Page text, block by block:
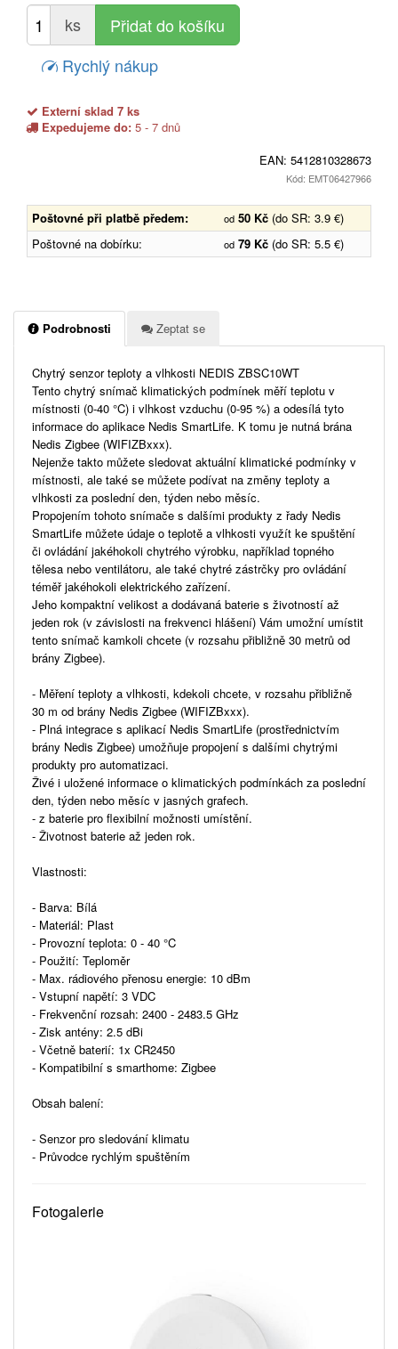
ks
Rychlý nákup
Externí sklad 7 ks
Expedujeme do: 5 - 7 dnů
EAN: 5412810328673
Kód: EMT06427966
Poštovné při platbě předem: od 50 Kč (do SR: 3.9 €)
Poštovné na dobírku:
od 79 Kč (do SR: 5.5 €)
Podrobnosti Zeptat se
Chytrý senzor teploty a vlhkosti NEDIS ZBSC10WT
Tento chytrý snímač klimatických podmínek měří teplotu v
místnosti (0-40 °C) i vlhkost vzduchu (0-95 %) a odesílá tyto
informace do aplikace Nedis SmartLife. K tomu je nutná brána
Nedis Zigbee (WIFIZBxxx).
Nejenže takto můžete sledovat aktuální klimatické podmínky v
místnosti, ale také se můžete podívat na změny teploty a
vlhkosti za poslední den, týden nebo měsíc.
Propojením tohoto snímače s dalšími produkty z řady Nedis
SmartLife můžete údaje o teplotě a vlhkosti využít ke spuštění
či ovládání jakéhokoli chytrého výrobku, například topného
tělesa nebo ventilátoru, ale také chytré zástrčky pro ovládání
téměř jakéhokoli elektrického zařízení.
Jeho kompaktní velikost a dodávaná baterie s životností až
jeden rok (v závislosti na frekvenci hlášení) Vám umožní umístit
tento snímač kamkoli chcete (v rozsahu přibližně 30 metrů od
brány Zigbee).
- Měření teploty a vlhkosti, kdekoli chcete, v rozsahu přibližně
30 m od brány Nedis Zigbee (WIFIZBxxx).
- Plná integrace s aplikací Nedis SmartLife (prostřednictvím
brány Nedis Zigbee) umožňuje propojení s dalšími chytrými
produkty pro automatizaci.
Živé i uložené informace o klimatických podmínkách za poslední
den, týden nebo měsíc v jasných grafech.
- z baterie pro flexibilní možnosti umístění.
- Životnost baterie až jeden rok.
Vlastnosti:
- Barva: Bílá
- Materiál: Plast
- Provozní teplota: 0 - 40 °C
- Použití: Teploměr
- Max. rádiového přenosu energie: 10 dBm
- Vstupní napětí: 3 VDC
- Frekvenční rozsah: 2400 - 2483.5 GHz
- Zisk antény: 2.5 dBi
- Včetně baterií: 1x CR2450
- Kompatibilní s smarthome: Zigbee
Obsah balení:
- Senzor pro sledování klimatu
- Průvodce rychlým spuštěním
Fotogalerie